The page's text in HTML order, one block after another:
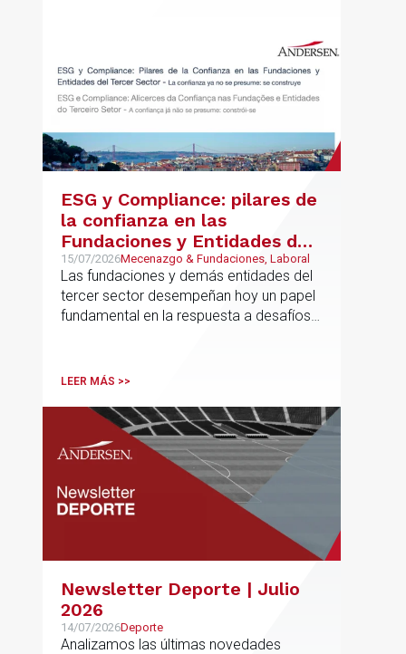
ESG y Compliance: pilares de
la confianza en las
Fundaciones y Entidades del
Tercer Sector – La confianza
ya no se presume, se
construye
15/07/2026Mecenazgo & Fundaciones, Laboral
Las fundaciones y demás entidades del
tercer sector desempeñan hoy un papel
fundamental en la respuesta a desafíos
LEER MÁS >>
Newsletter Deporte | Julio
2026
14/07/2026Deporte
Analizamos las últimas novedades